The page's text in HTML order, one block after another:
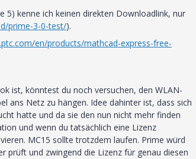
5) kenne ich keinen direkten Downloadlink, nur
prime-3-0-test/).
en/products/mathcad-express-free-
ist, könntest du noch versuchen, den WLAN-
ans Netz zu hängen. Idee dahinter ist, dass sich
hatte und da sie den nun nicht mehr finden
und wenn du tatsächlich eine Lizenz
MC15 sollte trotzdem laufen. Prime würd
prüft und zwingend die Lizenz für genau diesen